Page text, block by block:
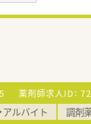
薬剤師求人ID：
アルバイト 調剤